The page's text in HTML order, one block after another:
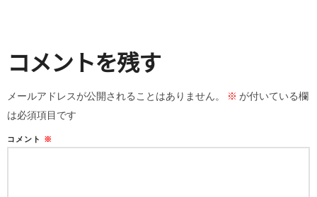
コメントを残す
メールアドレスが公開されることはありません。 ※ が付いている欄
は必須項目です
コメント ※